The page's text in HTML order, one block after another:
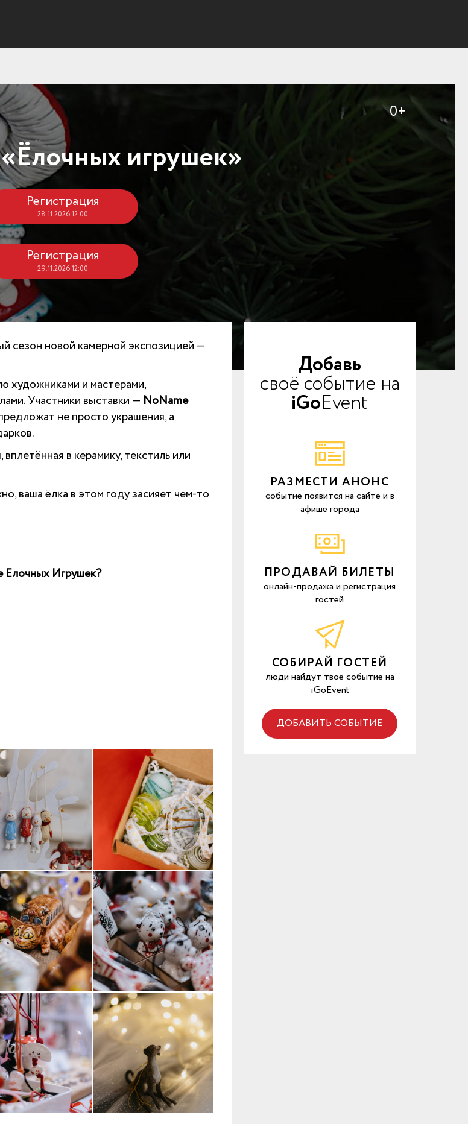
0+
игрушек»
Регистрация
28.11.2026 12:00
Регистрация
29.11.2026 12:00
сезон новой камерной экспозицией —
художниками и мастерами,
Участники выставки — NoName
не просто украшения, а
в керамику, текстиль или
ваша ёлка в этом году засияет чем-то
Елочных Игрушек?
Добавь
своё событие на
iGoEvent
РАЗМЕСТИ АНОНС
событие появится на сайте и в
афише города
ПРОДАВАЙ БИЛЕТЫ
онлайн-продажа и регистрация
гостей
СОБИРАЙ ГОСТЕЙ
люди найдут твоё событие на
iGoEvent
ДОБАВИТЬ СОБЫТИЕ